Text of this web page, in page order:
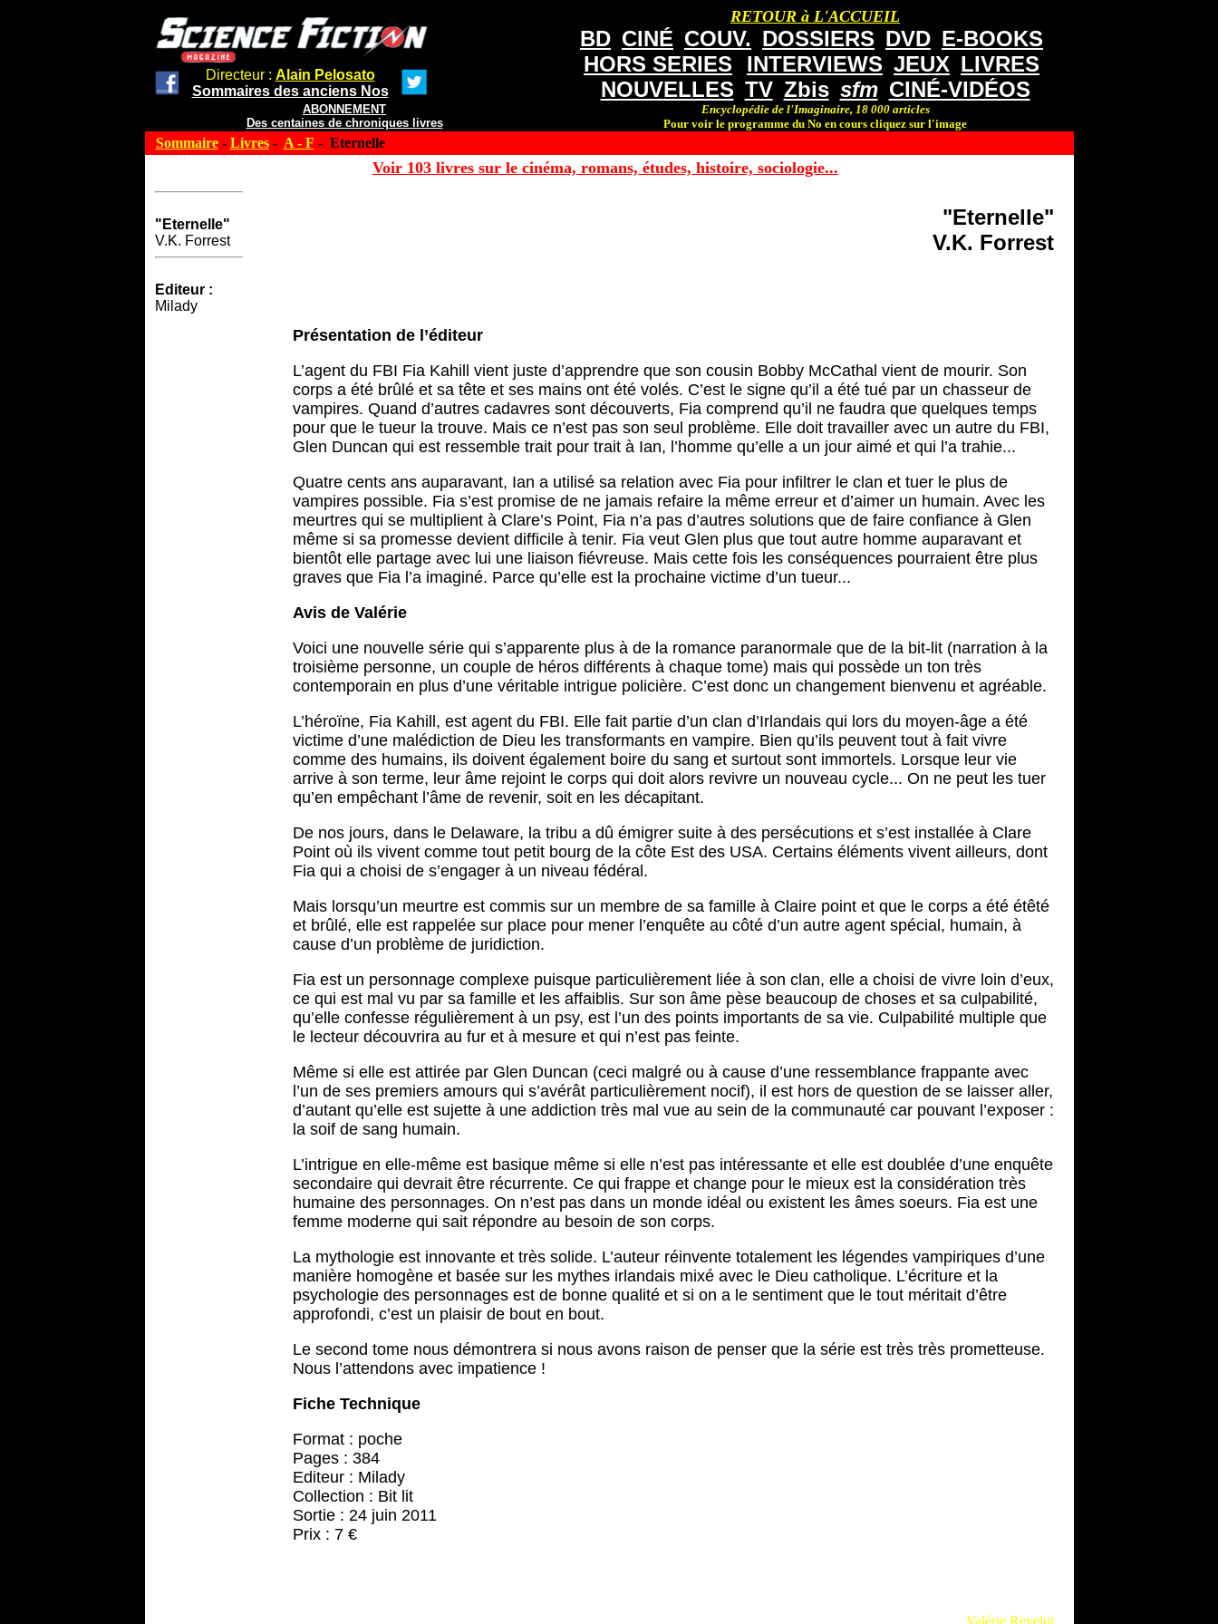
Directeur : Alain Pelosato
Sommaires des anciens Nos
ABONNEMENT
Des centaines de chroniques livres
RETOUR à L'ACCUEIL
BD CINÉ COUV. DOSSIERS DVD E-BOOKS
HORS SERIES
INTERVIEWS JEUX LIVRES
NOUVELLES TV Zbis sfm CINÉ-VIDÉOS
Encyclopédie de l'Imaginaire, 18 000 articles
Pour voir le programme du No en cours cliquez sur l'image
Sommaire- Livres- A - F - Eternelle
Voir 103 livres sur le cinéma, romans, études, histoire, sociologie...
"Eternelle"
V.K. Forrest
Editeur :
Milady
"Eternelle"
V.K. Forrest
Présentation de l’éditeur
L’agent du FBI Fia Kahill vient juste d’apprendre que son cousin Bobby McCathal vient de mourir. Son
corps a été brûlé et sa tête et ses mains ont été volés. C’est le signe qu’il a été tué par un chasseur de
vampires. Quand d’autres cadavres sont découverts, Fia comprend qu’il ne faudra que quelques temps
pour que le tueur la trouve. Mais ce n’est pas son seul problème. Elle doit travailler avec un autre du FBI,
Glen Duncan qui est ressemble trait pour trait à Ian, l’homme qu’elle a un jour aimé et qui l’a trahie...
Quatre cents ans auparavant, Ian a utilisé sa relation avec Fia pour infiltrer le clan et tuer le plus de
vampires possible. Fia s’est promise de ne jamais refaire la même erreur et d’aimer un humain. Avec les
meurtres qui se multiplient à Clare’s Point, Fia n’a pas d’autres solutions que de faire confiance à Glen
même si sa promesse devient difficile à tenir. Fia veut Glen plus que tout autre homme auparavant et
bientôt elle partage avec lui une liaison fiévreuse. Mais cette fois les conséquences pourraient être plus
graves que Fia l’a imaginé. Parce qu’elle est la prochaine victime d’un tueur...
Avis de Valérie
Voici une nouvelle série qui s’apparente plus à de la romance paranormale que de la bit-lit (narration à la
troisième personne, un couple de héros différents à chaque tome) mais qui possède un ton très
contemporain en plus d’une véritable intrigue policière. C’est donc un changement bienvenu et agréable.
L’héroïne, Fia Kahill, est agent du FBI. Elle fait partie d’un clan d’Irlandais qui lors du moyen-âge a été
victime d’une malédiction de Dieu les transformants en vampire. Bien qu’ils peuvent tout à fait vivre
comme des humains, ils doivent également boire du sang et surtout sont immortels. Lorsque leur vie
arrive à son terme, leur âme rejoint le corps qui doit alors revivre un nouveau cycle... On ne peut les tuer
qu’en empêchant l’âme de revenir, soit en les décapitant.
De nos jours, dans le Delaware, la tribu a dû émigrer suite à des persécutions et s’est installée à Clare
Point où ils vivent comme tout petit bourg de la côte Est des USA. Certains éléments vivent ailleurs, dont
Fia qui a choisi de s’engager à un niveau fédéral.
Mais lorsqu’un meurtre est commis sur un membre de sa famille à Claire point et que le corps a été étêté
et brûlé, elle est rappelée sur place pour mener l’enquête au côté d’un autre agent spécial, humain, à
cause d’un problème de juridiction.
Fia est un personnage complexe puisque particulièrement liée à son clan, elle a choisi de vivre loin d’eux,
ce qui est mal vu par sa famille et les affaiblis. Sur son âme pèse beaucoup de choses et sa culpabilité,
qu’elle confesse régulièrement à un psy, est l’un des points importants de sa vie. Culpabilité multiple que
le lecteur découvrira au fur et à mesure et qui n’est pas feinte.
Même si elle est attirée par Glen Duncan (ceci malgré ou à cause d’une ressemblance frappante avec
l’un de ses premiers amours qui s’avérât particulièrement nocif), il est hors de question de se laisser aller,
d’autant qu’elle est sujette à une addiction très mal vue au sein de la communauté car pouvant l’exposer :
la soif de sang humain.
L’intrigue en elle-même est basique même si elle n’est pas intéressante et elle est doublée d’une enquête
secondaire qui devrait être récurrente. Ce qui frappe et change pour le mieux est la considération très
humaine des personnages. On n’est pas dans un monde idéal ou existent les âmes soeurs. Fia est une
femme moderne qui sait répondre au besoin de son corps.
La mythologie est innovante et très solide. L’auteur réinvente totalement les légendes vampiriques d’une
manière homogène et basée sur les mythes irlandais mixé avec le Dieu catholique. L’écriture et la
psychologie des personnages est de bonne qualité et si on a le sentiment que le tout méritait d’être
approfondi, c’est un plaisir de bout en bout.
Le second tome nous démontrera si nous avons raison de penser que la série est très très prometteuse.
Nous l’attendons avec impatience !
Fiche Technique
Format : poche
Pages : 384
Editeur : Milady
Collection : Bit lit
Sortie : 24 juin 2011
Prix : 7 €
Valérie Revelut